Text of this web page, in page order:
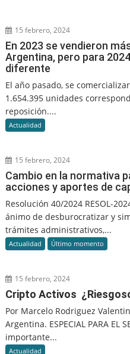
15 febrero, 2024
En 2023 se vendieron
Argentina, pero para
diferente
El año pasado, se
1.654.395 unidades
reposición....
Actualidad
15 febrero, 2024
Cambio en la normativa
acciones y aportes de
Resolución 40/2024 RESOL-
ánimo de desburocratizar y
trámites administrativos,...
Actualidad Último momento
15 febrero, 2024
Cripto Activos
Por Marcelo Rodriguez
Argentina. ESPECIAL PARA EL
importante...
Actualidad